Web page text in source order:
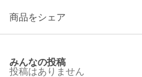
商品をシェア
みんなの投稿
投稿はありません